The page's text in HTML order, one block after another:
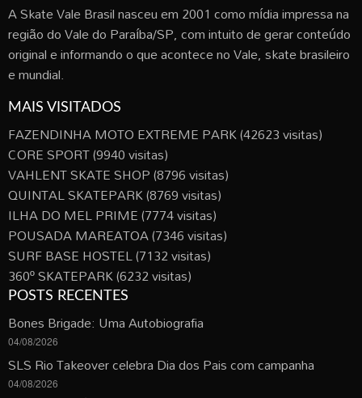
A Skate Vale Brasil nasceu em 2001 como mídia impressa na
região do Vale do Paraíba/SP, com intuito de gerar conteúdo
original e informando o que acontece no Vale, skate brasileiro
e mundial.
MAIS VISITADOS
FAZENDINHA MOTO EXTREME PARK(42623 visitas)
CORE SPORT(9940 visitas)
VAHLENT SKATE SHOP(8796 visitas)
QUINTAL SKATEPARK(8769 visitas)
ILHA DO MEL PRIME(7774 visitas)
POUSADA MAREATOA(7346 visitas)
SURF BASE HOSTEL(7132 visitas)
360º SKATEPARK(6232 visitas)
POSTS RECENTES
Bones Brigade: Uma Autobiografia
04/08/2026
SLS Rio Takeover celebra Dia dos Pais com campanha
04/08/2026